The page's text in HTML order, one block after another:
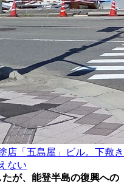
店「五島屋」ビル。下敷き
ない
が、能登半島の復興への